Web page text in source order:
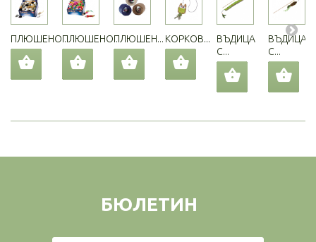
ПЛЮШЕНО...ПЛЮШЕНО...ПЛЮШЕН... КОРКОВ...
ВЪДИЦА
С...
ВЪДИЦА
С...
БЮЛЕТИН